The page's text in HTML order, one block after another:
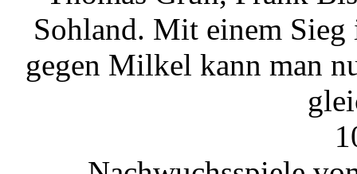
Sohland. Mit einem
gegen Milkel kann man